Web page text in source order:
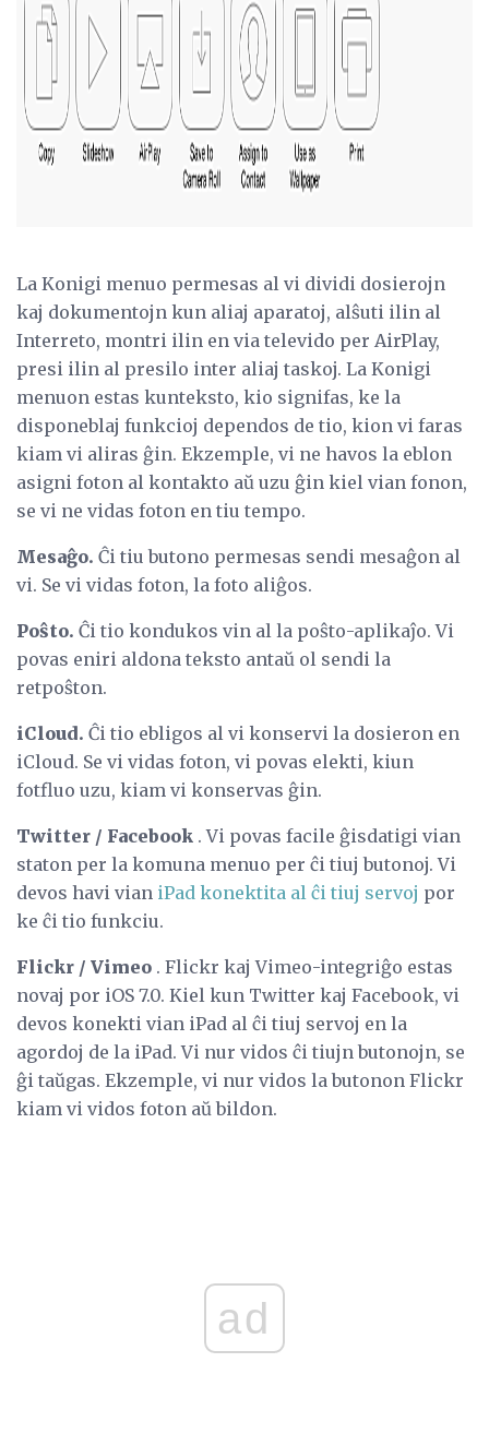
La Konigi menuo permesas al vi dividi dosierojn
kaj dokumentojn kun aliaj aparatoj, alŝuti ilin al
Interreto, montri ilin en via televido per AirPlay,
presi ilin al presilo inter aliaj taskoj. La Konigi
menuon estas kunteksto, kio signifas, ke la
disponeblaj funkcioj dependos de tio, kion vi faras
kiam vi aliras ĝin. Ekzemple, vi ne havos la eblon
asigni foton al kontakto aŭ uzu ĝin kiel vian fonon,
se vi ne vidas foton en tiu tempo.
Mesaĝo. Ĉi tiu butono permesas sendi mesaĝon al
vi. Se vi vidas foton, la foto aliĝos.
Poŝto. Ĉi tio kondukos vin al la poŝto-aplikaĵo. Vi
povas eniri aldona teksto antaŭ ol sendi la
retpoŝton.
iCloud. Ĉi tio ebligos al vi konservi la dosieron en
iCloud. Se vi vidas foton, vi povas elekti, kiun
fotfluo uzu, kiam vi konservas ĝin.
Twitter / Facebook . Vi povas facile ĝisdatigi vian
staton per la komuna menuo per ĉi tiuj butonoj. Vi
devos havi vian iPad konektita al ĉi tiuj servoj por
ke ĉi tio funkciu.
Flickr / Vimeo . Flickr kaj Vimeo-integriĝo estas
novaj por iOS 7.0. Kiel kun Twitter kaj Facebook, vi
devos konekti vian iPad al ĉi tiuj servoj en la
agordoj de la iPad. Vi nur vidos ĉi tiujn butonojn, se
ĝi taŭgas. Ekzemple, vi nur vidos la butonon Flickr
kiam vi vidos foton aŭ bildon.
ad